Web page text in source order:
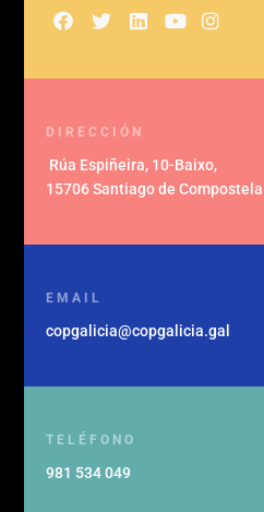
DIRECCIÓN
Rúa Espiñeira, 10-Baixo,
15706 Santiago de Compostela
EMAIL
copgalicia@copgalicia.gal
TELÉFONO
981 534 049